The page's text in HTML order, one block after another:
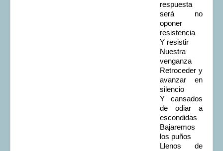
respuesta
será no
oponer
resistencia
Y resistir
Nuestra
venganza
Retroceder y
avanzar en
silencio
Y cansados
de odiar a
escondidas
Bajaremos
los puños
Llenos de